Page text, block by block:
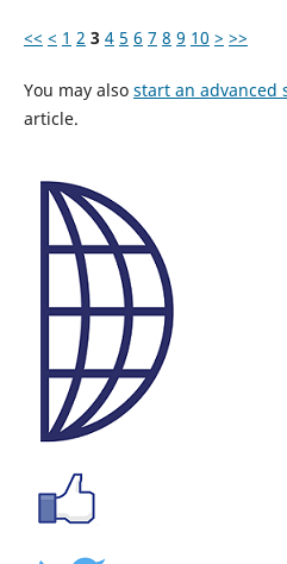
<< < 1 2 3 4 5 6 7 8 9 10 > >>
You may also start an advanced
article.